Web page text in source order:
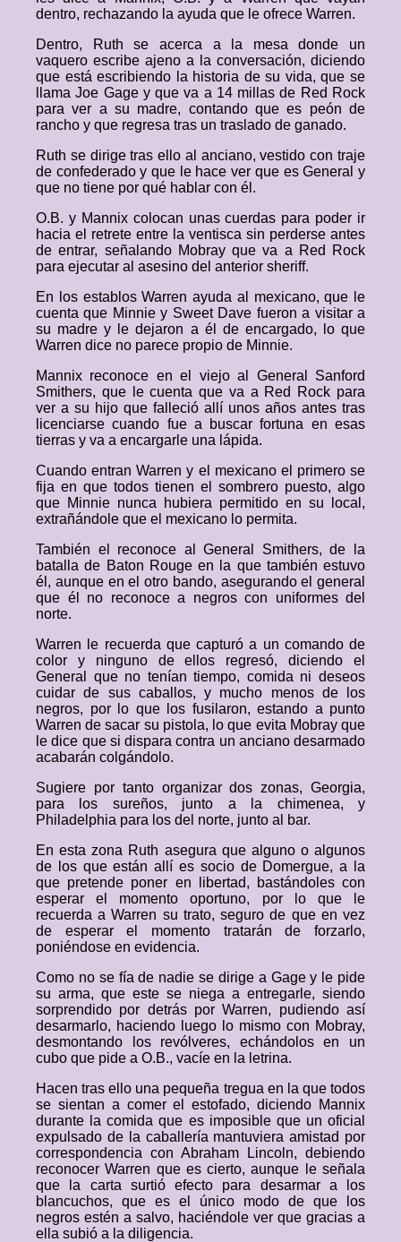
dentro, rechazando la ayuda que le ofrece Warren.
Dentro, Ruth se acerca a la mesa donde un
vaquero escribe ajeno a la conversación, diciendo
que está escribiendo la historia de su vida, que se
llama Joe Gage y que va a 14 millas de Red Rock
para ver a su madre, contando que es peón de
rancho y que regresa tras un traslado de ganado.
Ruth se dirige tras ello al anciano, vestido con traje
de confederado y que le hace ver que es General y
que no tiene por qué hablar con él.
O.B. y Mannix colocan unas cuerdas para poder ir
hacia el retrete entre la ventisca sin perderse antes
de entrar, señalando Mobray que va a Red Rock
para ejecutar al asesino del anterior sheriff.
En los establos Warren ayuda al mexicano, que le
cuenta que Minnie y Sweet Dave fueron a visitar a
su madre y le dejaron a él de encargado, lo que
Warren dice no parece propio de Minnie.
Mannix reconoce en el viejo al General Sanford
Smithers, que le cuenta que va a Red Rock para
ver a su hijo que falleció allí unos años antes tras
licenciarse cuando fue a buscar fortuna en esas
tierras y va a encargarle una lápida.
Cuando entran Warren y el mexicano el primero se
fija en que todos tienen el sombrero puesto, algo
que Minnie nunca hubiera permitido en su local,
extrañándole que el mexicano lo permita.
También el reconoce al General Smithers, de la
batalla de Baton Rouge en la que también estuvo
él, aunque en el otro bando, asegurando el general
que él no reconoce a negros con uniformes del
norte.
Warren le recuerda que capturó a un comando de
color y ninguno de ellos regresó, diciendo el
General que no tenían tiempo, comida ni deseos
cuidar de sus caballos, y mucho menos de los
negros, por lo que los fusilaron, estando a punto
Warren de sacar su pistola, lo que evita Mobray que
le dice que si dispara contra un anciano desarmado
acabarán colgándolo.
Sugiere por tanto organizar dos zonas, Georgia,
para los sureños, junto a la chimenea, y
Philadelphia para los del norte, junto al bar.
En esta zona Ruth asegura que alguno o algunos
de los que están allí es socio de Domergue, a la
que pretende poner en libertad, bastándoles con
esperar el momento oportuno, por lo que le
recuerda a Warren su trato, seguro de que en vez
de esperar el momento tratarán de forzarlo,
poniéndose en evidencia.
Como no se fía de nadie se dirige a Gage y le pide
su arma, que este se niega a entregarle, siendo
sorprendido por detrás por Warren, pudiendo así
desarmarlo, haciendo luego lo mismo con Mobray,
desmontando los revólveres, echándolos en un
cubo que pide a O.B., vacíe en la letrina.
Hacen tras ello una pequeña tregua en la que todos
se sientan a comer el estofado, diciendo Mannix
durante la comida que es imposible que un oficial
expulsado de la caballería mantuviera amistad por
correspondencia con Abraham Lincoln, debiendo
reconocer Warren que es cierto, aunque le señala
que la carta surtió efecto para desarmar a los
blancuchos, que es el único modo de que los
negros estén a salvo, haciéndole ver que gracias a
ella subió a la diligencia.